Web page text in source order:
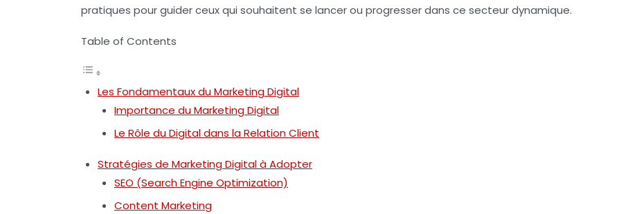
pratiques pour guider ceux qui souhaitent se lancer ou progresser dans ce secteur dynamique.
Table of Contents
Les Fondamentaux du Marketing Digital
Importance du Marketing Digital
Le Rôle du Digital dans la Relation Client
Stratégies de Marketing Digital à Adopter
SEO (Search Engine Optimization)
Content Marketing